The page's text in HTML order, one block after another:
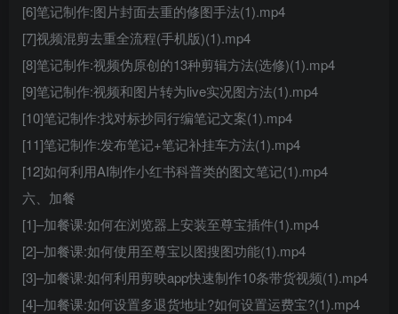
[6]笔记制作:图片封面去重的修图手法(1).mp4
[7]视频混剪去重全流程(手机版)(1).mp4
[8]笔记制作:视频伪原创的13种剪辑方法(选修)(1).mp4
[9]笔记制作:视频和图片转为live实况图方法(1).mp4
[10]笔记制作:找对标抄同行编笔记文案(1).mp4
[11]笔记制作:发布笔记+笔记补挂车方法(1).mp4
[12]如何利用AI制作小红书科普类的图文笔记(1).mp4
六、加餐
[1]–加餐课:如何在浏览器上安装至尊宝插件(1).mp4
[2]–加餐课:如何使用至尊宝以图搜图功能(1).mp4
[3]–加餐课:如何利用剪映app快速制作10条带货视频(1).mp4
[4]–加餐课:如何设置多退货地址?如何设置运费宝?(1).mp4